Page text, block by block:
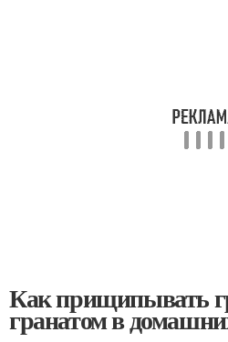
Как прищипывать
гранатом в